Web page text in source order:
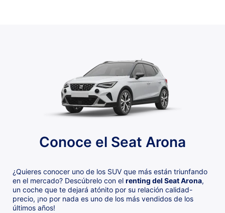
Conoce el Seat Arona
¿Quieres conocer uno de los SUV que más están triunfando
en el mercado? Descúbrelo con el renting del Seat Arona,
un coche que te dejará atónito por su relación calidad-
precio, ¡no por nada es uno de los más vendidos de los
últimos años!